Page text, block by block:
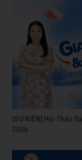
[SỰ KIỆN] Hội Thảo
2026